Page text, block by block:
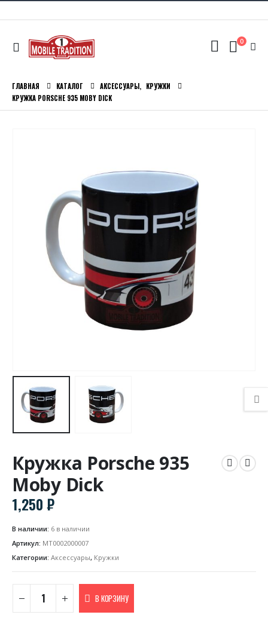
0
ГЛАВНАЯ КАТАЛОГ АКСЕССУАРЫ, КРУЖКИ
КРУЖКА PORSCHE 935 MOBY DICK
Кружка Porsche 935
Moby Dick
1,250₽
В наличии: 6 в наличии
Артикул: MT0002000007
Категории: Аксессуары, Кружки
В КОРЗИНУ